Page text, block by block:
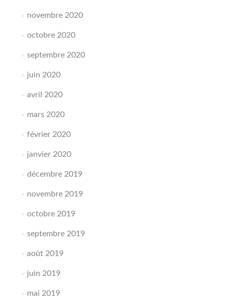
novembre 2020
octobre 2020
septembre 2020
juin 2020
avril 2020
mars 2020
février 2020
janvier 2020
décembre 2019
novembre 2019
octobre 2019
septembre 2019
août 2019
juin 2019
mai 2019